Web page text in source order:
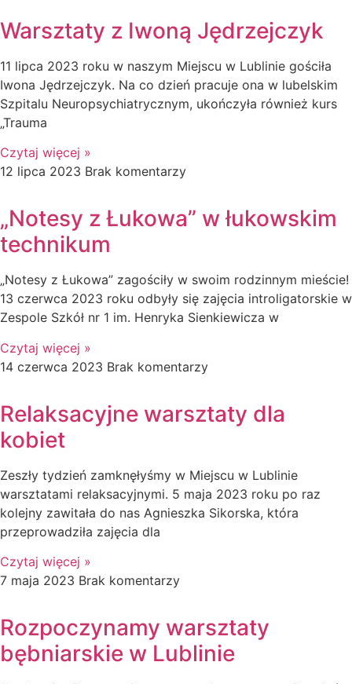
Warsztaty z Iwoną Jędrzejczyk
11 lipca 2023 roku w naszym Miejscu w Lublinie gościła
Iwona Jędrzejczyk. Na co dzień pracuje ona w lubelskim
Szpitalu Neuropsychiatrycznym, ukończyła również kurs
„Trauma
Czytaj więcej »
12 lipca 2023 Brak komentarzy
„Notesy z Łukowa” w łukowskim
technikum
„Notesy z Łukowa” zagościły w swoim rodzinnym mieście!
13 czerwca 2023 roku odbyły się zajęcia introligatorskie w
Zespole Szkół nr 1 im. Henryka Sienkiewicza w
Czytaj więcej »
14 czerwca 2023 Brak komentarzy
Relaksacyjne warsztaty dla
kobiet
Zeszły tydzień zamknęłyśmy w Miejscu w Lublinie
warsztatami relaksacyjnymi. 5 maja 2023 roku po raz
kolejny zawitała do nas Agnieszka Sikorska, która
przeprowadziła zajęcia dla
Czytaj więcej »
7 maja 2023 Brak komentarzy
Rozpoczynamy warsztaty
bębniarskie w Lublinie